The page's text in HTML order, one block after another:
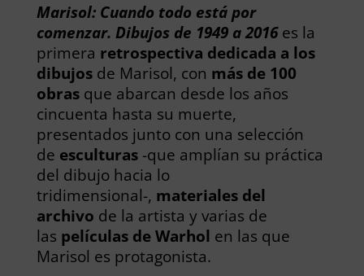
Marisol: Cuando todo está por
comenzar. Dibujos de 1949 a 2016es la
primera retrospectiva dedicada a los
dibujosde Marisol, con más de 100
obrasque abarcan desde los años
cincuenta hasta su muerte,
presentados junto con una selección
de esculturas-que amplían su práctica
del dibujo hacia lo
tridimensional-, materiales del
archivo de la artista y varias de
las películas de Warhol en las que
Marisol es protagonista.